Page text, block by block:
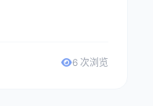
6 次浏览